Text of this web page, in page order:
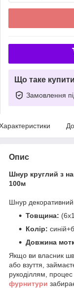
Що таке
Замовлення
Опис
Шнур круглий з
100м
Шнур
Товщина:
Колір:
Довжина
Якщо ви власник
або взуття,
рукоділлям,
фурнитури